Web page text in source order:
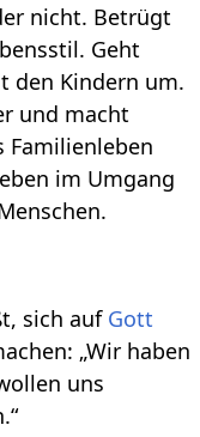
nicht. Betrügt
Geht
den Kindern um.
und macht
im Umgang
sich auf Gott
„Wir haben
uns